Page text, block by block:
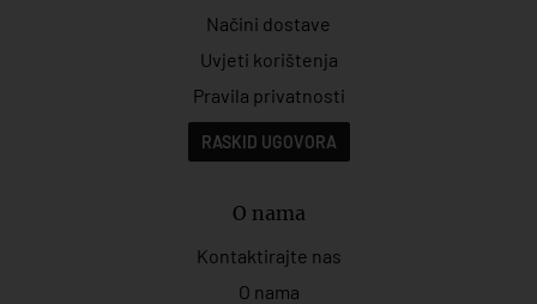
Načini dostave
Uvjeti korištenja
Pravila privatnosti
RASKID UGOVORA
O nama
Kontaktirajte nas
O nama